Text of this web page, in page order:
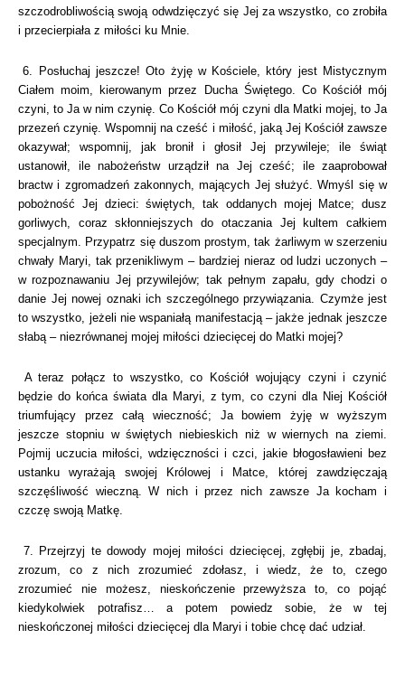
szczodrobliwością swoją odwdzięczyć się Jej za wszystko, co zrobiła
i przecierpiała z miłości ku Mnie.
6. Posłuchaj jeszcze! Oto żyję w Kościele, który jest Mistycznym
Ciałem moim, kierowanym przez Ducha Świętego. Co Kościół mój
czyni, to Ja w nim czynię. Co Kościół mój czyni dla Matki mojej, to Ja
przezeń czynię. Wspomnij na cześć i miłość, jaką Jej Kościół zawsze
okazywał; wspomnij, jak bronił i głosił Jej przywileje; ile świąt
ustanowił, ile nabożeństw urządził na Jej cześć; ile zaaprobował
bractw i zgromadzeń zakonnych, mających Jej służyć. Wmyśl się w
pobożność Jej dzieci: świętych, tak oddanych mojej Matce; dusz
gorliwych, coraz skłonniejszych do otaczania Jej kultem całkiem
specjalnym. Przypatrz się duszom prostym, tak żarliwym w szerzeniu
chwały Maryi, tak przenikliwym – bardziej nieraz od ludzi uczonych –
w rozpoznawaniu Jej przywilejów; tak pełnym zapału, gdy chodzi o
danie Jej nowej oznaki ich szczególnego przywiązania. Czymże jest
to wszystko, jeżeli nie wspaniałą manifestacją – jakże jednak jeszcze
słabą – niezrównanej mojej miłości dziecięcej do Matki mojej?
A teraz połącz to wszystko, co Kościół wojujący czyni i czynić
będzie do końca świata dla Maryi, z tym, co czyni dla Niej Kościół
triumfujący przez całą wieczność; Ja bowiem żyję w wyższym
jeszcze stopniu w świętych niebieskich niż w wiernych na ziemi.
Pojmij uczucia miłości, wdzięczności i czci, jakie błogosławieni bez
ustanku wyrażają swojej Królowej i Matce, której zawdzięczają
szczęśliwość wieczną. W nich i przez nich zawsze Ja kocham i
czczę swoją Matkę.
7. Przejrzyj te dowody mojej miłości dziecięcej, zgłębij je, zbadaj,
zrozum, co z nich zrozumieć zdołasz, i wiedz, że to, czego
zrozumieć nie możesz, nieskończenie przewyższa to, co pojąć
kiedykolwiek potrafisz… a potem powiedz sobie, że w tej
nieskończonej miłości dziecięcej dla Maryi i tobie chcę dać udział.